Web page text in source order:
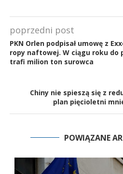
poprzedni post
PKN Orlen podpisał umowę z
ropy naftowej. W ciągu roku do
trafi milion ton surowca
Chiny nie spieszą się z
plan pięcioletni
POWIĄZANE